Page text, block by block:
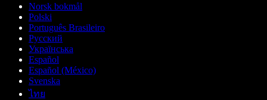
Norsk bokmål
Polski
Português Brasileiro
Русский
Українська
Español
Español (México)
Svenska
ไทย